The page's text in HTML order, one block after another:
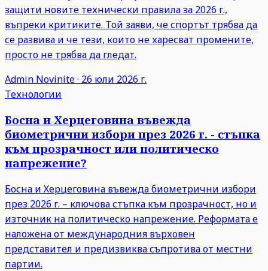
защити новите технически правила за 2026 г.,
въпреки критиките. Той заяви, че спортът трябва да
се развива и че тези, които не харесват промените,
просто не трябва да гледат.
Admin Novinite· 26 юли 2026 г.
Технологии
Босна и Херцеговина въвежда
биометрични избори през 2026 г. - стъпка
към прозрачност или политическо
напрежение?
Босна и Херцеговина въвежда биометрични избори
през 2026 г. – ключова стъпка към прозрачност, но и
източник на политическо напрежение. Реформата е
наложена от международния върховен
представител и предизвиква съпротива от местни
партии.